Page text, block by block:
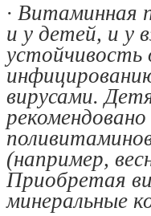
· Витаминная
и у детей, и у
устойчивость
вирусами.
(например,
Приобретая
минеральные